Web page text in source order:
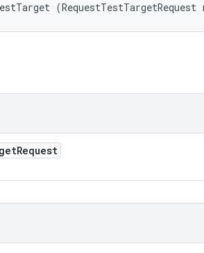
(RequestTestTargetRequest
Request